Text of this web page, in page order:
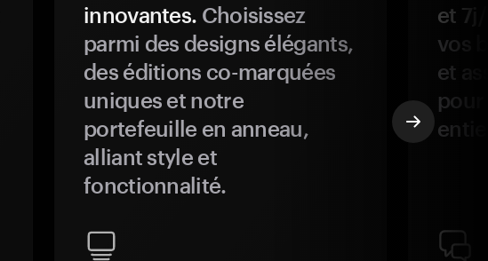
innovantes. Choisissez
parmi des designs élégants,
des éditions co-marquées
uniques et notre
portefeuille en anneau,
alliant style et
fonctionnalité.
et
vos
et